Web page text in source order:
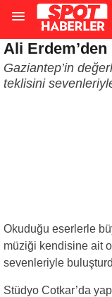
Ali
Gaziantep’in
teklisini
Okuduğu eserlerle
müziği kendisine ait
sevenleriyle
Stüdyo Cotkar’da